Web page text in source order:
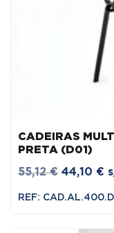
CADEIRAS
PRETA (D01)
55,12€ O
44,10 € O
REF: